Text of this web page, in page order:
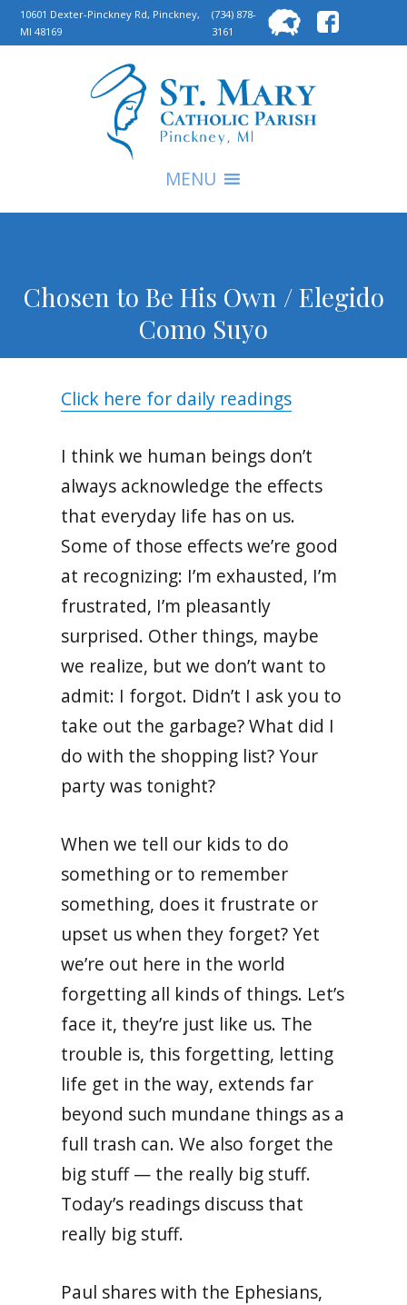
10601 Dexter-Pinckney Rd, Pinckney,
MI 48169
(734) 878-
3161
for:
MENU
Chosen to Be His Own / Elegido
Como Suyo
Click here for daily readings
I think we human beings don’t
always acknowledge the effects
that everyday life has on us.
Some of those effects we’re good
at recognizing: I’m exhausted, I’m
frustrated, I’m pleasantly
surprised. Other things, maybe
we realize, but we don’t want to
admit: I forgot. Didn’t I ask you to
take out the garbage? What did I
do with the shopping list? Your
party was tonight?
When we tell our kids to do
something or to remember
something, does it frustrate or
upset us when they forget? Yet
we’re out here in the world
forgetting all kinds of things. Let’s
face it, they’re just like us. The
trouble is, this forgetting, letting
life get in the way, extends far
beyond such mundane things as a
full trash can. We also forget the
big stuff — the really big stuff.
Today’s readings discuss that
really big stuff.
Paul shares with the Ephesians,